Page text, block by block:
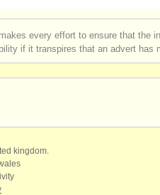
(162)
every effort to ensure that the
if it transpires that an advert has
kingdom.